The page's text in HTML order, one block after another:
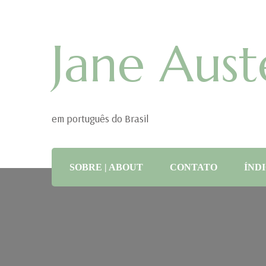
Jane
em português do Brasil
SOBRE | ABOUT CONTATO